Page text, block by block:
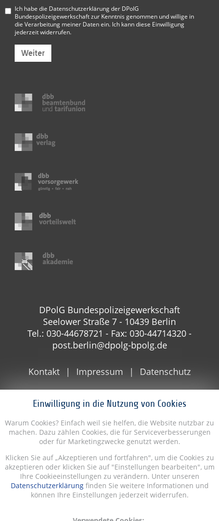
Einwilligung in die Nutzung von Cookies
Warum Cookies? Einfach weil sie helfen, die Website nutzbar zu
machen. Dazu zählen Cookies, die für Serviceverbesserungen
oder für Marketingzwecke genutzt werden.
Klicken Sie auf „Akzeptieren und fortfahren", um die Cookies zu
akzeptieren oder klicken Sie auf "Einstellungen bearbeiten", um
Ihre Cookieeinstellungen zu verändern. Unter unseren
Datenschutzerklärungfinden Sie weitere Informationen und
können Ihre Einstellungen jederzeit widerrufen.
Ich habe die Datenschutzerklärung der DPolG
Bundespolizeigewerkschaftzur Kenntnis genommen und willige in
die Verarbeitung meiner Daten ein. Ich kann diese Einwilligung
jederzeit widerrufen.
Weiter
DPolG Bundespolizeigewerkschaft
Seelower Straße 7 - 10439 Berlin
Tel.: 030-44678721 - Fax: 030-44714320 -
post.berlin@dpolg-bpolg.de
Kontakt Impressum Datenschutz